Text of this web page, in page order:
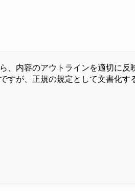
、内容のアウトラインを適切に
すが、正規の規定として文書化